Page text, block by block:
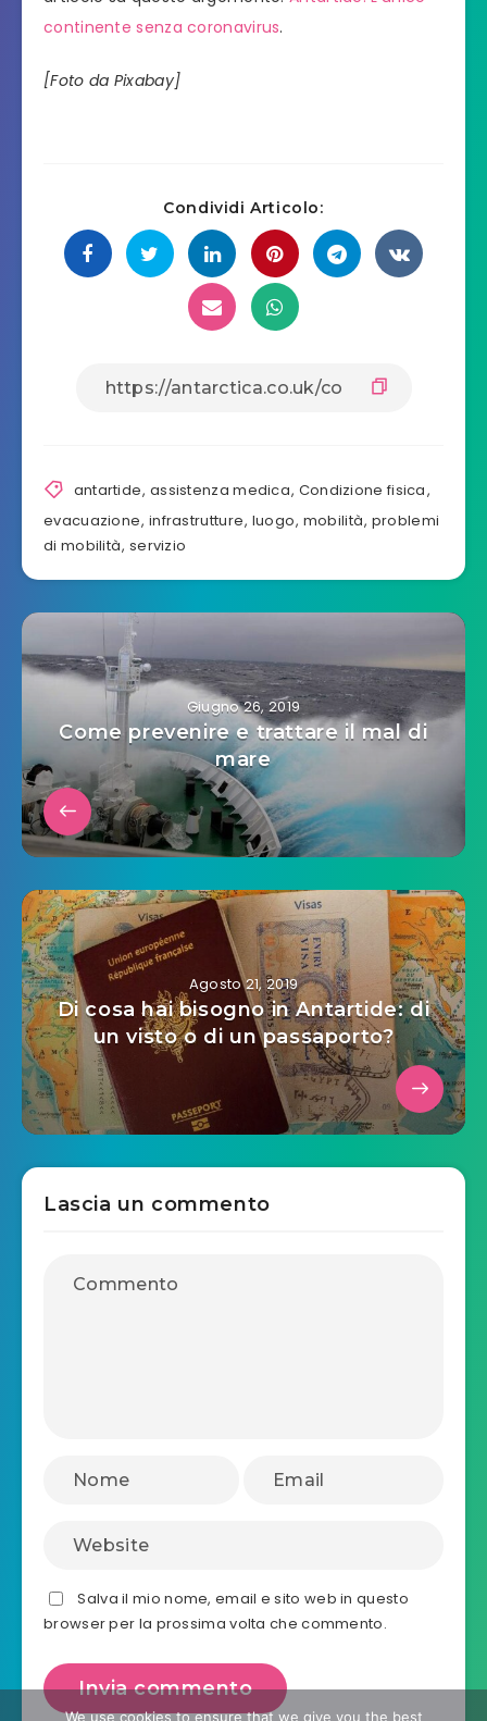
continente senza coronavirus.
[Foto da Pixabay]
Condividi Articolo:
antartide, assistenza medica, Condizione fisica,
evacuazione, infrastrutture, luogo, mobilità, problemi
di mobilità, servizio
Giugno 26, 2019
Come prevenire e trattare il mal di
mare
Agosto 21, 2019
Di cosa hai bisogno in Antartide: di
un visto o di un passaporto?
Lascia un commento
Salva il mio nome, email e sito web in questo
browser per la prossima volta che commento.
We use cookies to ensure that we give you the best